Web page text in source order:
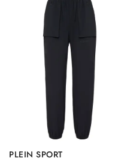
PLEIN SPORT